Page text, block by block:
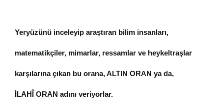
Yeryüzünü inceleyip araştıran bilim insanları,
matematikçiler, mimarlar, ressamlar ve heykeltraşlar
karşılarına çıkan bu orana, ALTIN ORAN ya da,
İLAHÎ ORAN adını veriyorlar.